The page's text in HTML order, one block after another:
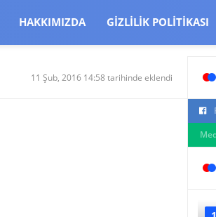
HAKKIMIZDA GIZLILIK POLITIKASI
11 Şub, 2016 14:58 tarihinde eklendi